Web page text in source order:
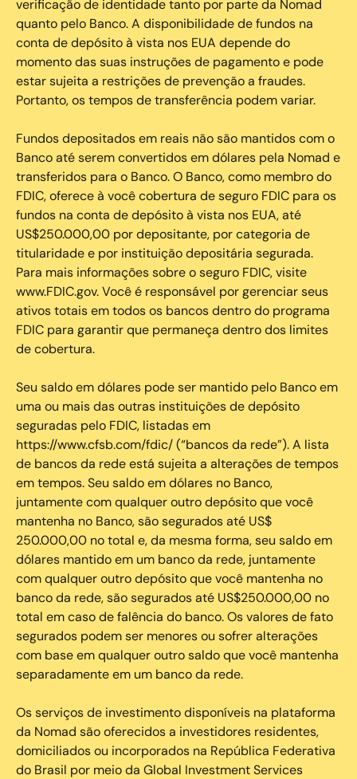
verificação de identidade tanto por parte da Nomad
quanto pelo Banco. A disponibilidade de fundos na
conta de depósito à vista nos EUA depende do
momento das suas instruções de pagamento e pode
estar sujeita a restrições de prevenção a fraudes.
Portanto, os tempos de transferência podem variar.
Fundos depositados em reais não são mantidos com o
Banco até serem convertidos em dólares pela Nomad e
transferidos para o Banco. O Banco, como membro do
FDIC, oferece à você cobertura de seguro FDIC para os
fundos na conta de depósito à vista nos EUA, até
US$250.000,00 por depositante, por categoria de
titularidade e por instituição depositária segurada.
Para mais informações sobre o seguro FDIC, visite
www.FDIC.gov. Você é responsável por gerenciar seus
ativos totais em todos os bancos dentro do programa
FDIC para garantir que permaneça dentro dos limites
de cobertura.
Seu saldo em dólares pode ser mantido pelo Banco em
uma ou mais das outras instituições de depósito
seguradas pelo FDIC, listadas em
https://www.cfsb.com/fdic/ (“bancos da rede”). A lista
de bancos da rede está sujeita a alterações de tempos
em tempos. Seu saldo em dólares no Banco,
juntamente com qualquer outro depósito que você
mantenha no Banco, são segurados até US$
250.000,00 no total e, da mesma forma, seu saldo em
dólares mantido em um banco da rede, juntamente
com qualquer outro depósito que você mantenha no
banco da rede, são segurados até US$250.000,00 no
total em caso de falência do banco. Os valores de fato
segurados podem ser menores ou sofrer alterações
com base em qualquer outro saldo que você mantenha
separadamente em um banco da rede.
Os serviços de investimento disponíveis na plataforma
da Nomad são oferecidos a investidores residentes,
domiciliados ou incorporados na República Federativa
do Brasil por meio da Global Investment Services